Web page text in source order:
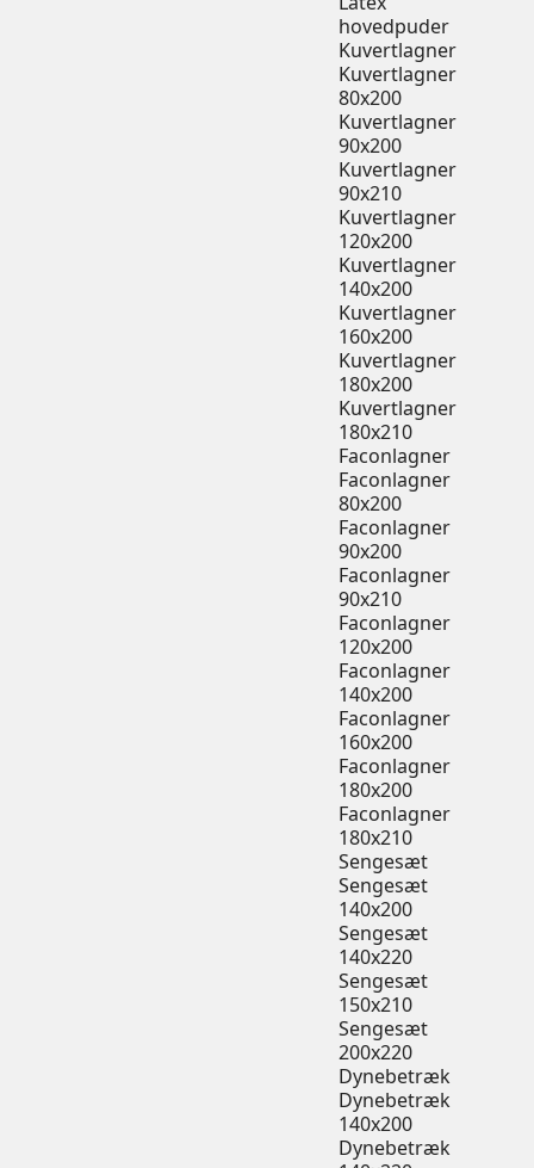
hovedpuder
Kuvertlagner
Kuvertlagner
80x200
Kuvertlagner
90x200
Kuvertlagner
90x210
Kuvertlagner
120x200
Kuvertlagner
140x200
Kuvertlagner
160x200
Kuvertlagner
180x200
Kuvertlagner
180x210
Faconlagner
Faconlagner
80x200
Faconlagner
90x200
Faconlagner
90x210
Faconlagner
120x200
Faconlagner
140x200
Faconlagner
160x200
Faconlagner
180x200
Faconlagner
180x210
Sengesæt
Sengesæt
140x200
Sengesæt
140x220
Sengesæt
150x210
Sengesæt
200x220
Dynebetræk
Dynebetræk
140x200
Dynebetræk